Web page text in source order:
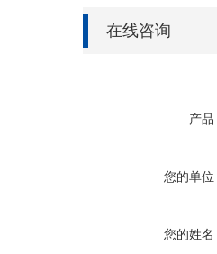
在线咨询
产品
您的单位
您的姓名